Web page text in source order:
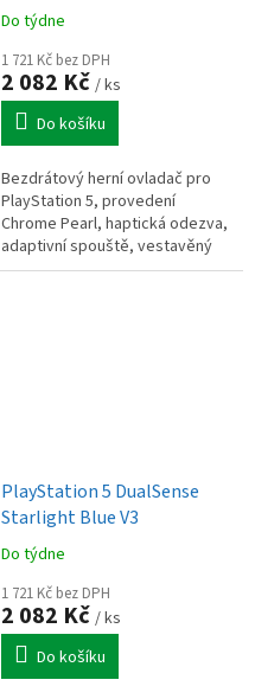
Do týdne
1 721 Kč bez DPH
2 082 Kč / ks
Do košíku
Bezdrátový herní ovladač pro
PlayStation 5, provedení
Chrome Pearl, haptická odezva,
adaptivní spouště, vestavěný
mikrofon a reproduktor, tlačítko
PlayStation 5 DualSense
Starlight Blue V3
Do týdne
1 721 Kč bez DPH
2 082 Kč / ks
Do košíku